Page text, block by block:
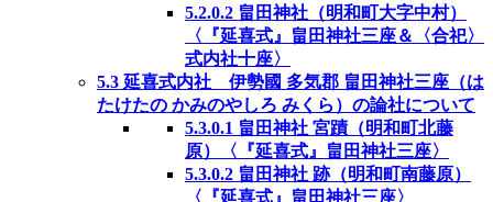
5.2.0.2 畠田神社（明和町大字中村）
〈『延喜式』畠田神社三座＆〈合祀〉
式内社十座〉
5.3 延喜式内社 伊勢國 多気郡 畠田神社三座（は
たけたの かみのやしろ みくら）の論社について
5.3.0.1 畠田神社 宮蹟（明和町北藤
原）〈『延喜式』畠田神社三座〉
5.3.0.2 畠田神社 跡（明和町南藤原）
〈『延喜式』畠田神社三座〉